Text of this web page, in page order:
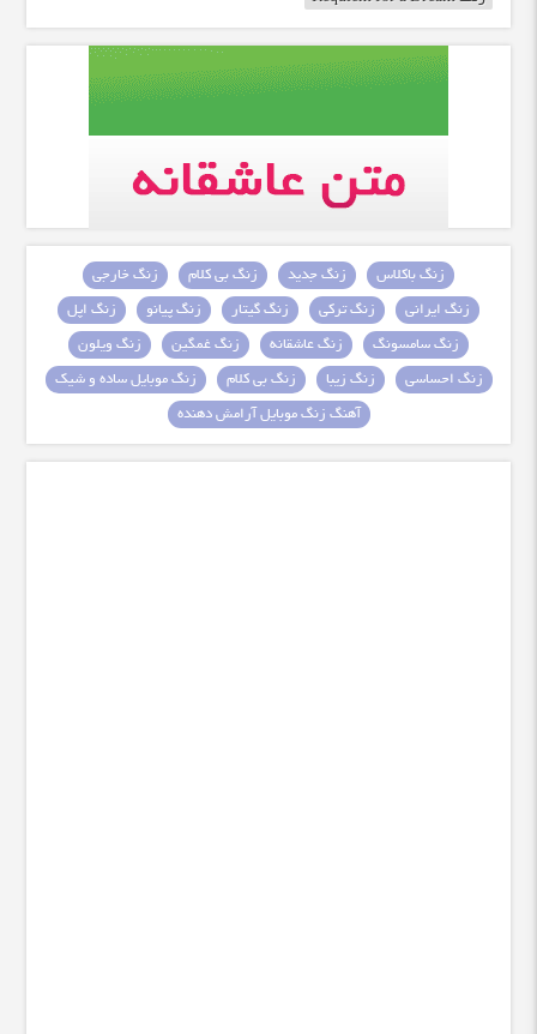
زنگ باکلاس زنگ جدید زنگ بی کلام
زنگ خارجی
زنگ ایرانی
زنگ ترکی زنگ گیتار زنگ پیانو
زنگ اپل
زنگ سامسونگ
زنگ عاشقانه زنگ غمگین
زنگ ویلون
زنگ احساسی
زنگ زیبا زنگ بی کلام
زنگ موبایل ساده و شیک
آهنگ زنگ موبایل آرامش دهنده